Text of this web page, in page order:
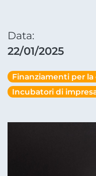
Data:
22/01/2025
Finanziamenti per
Incubatori di